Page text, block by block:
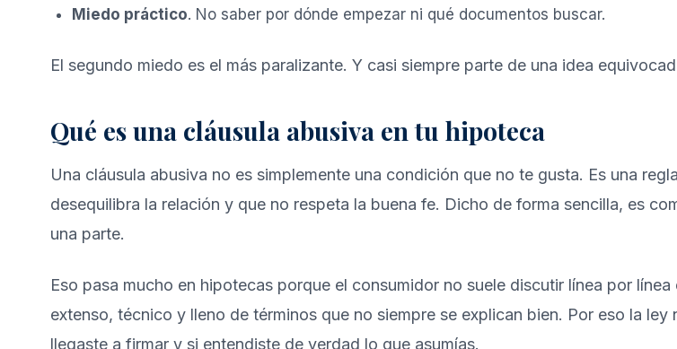
Miedo práctico. No saber por dónde empezar ni qué documentos buscar.
El segundo miedo es el más paralizante. Y casi siempre parte de una idea
Qué es una cláusula abusiva en tu hipoteca
Una cláusula abusiva no es simplemente una condición que no te gusta. Es una
desequilibra la relación y que no respeta la buena fe. Dicho de forma sencilla, es
una parte.
Eso pasa mucho en hipotecas porque el consumidor no suele discutir línea por
extenso, técnico y lleno de términos que no siempre se explican bien. Por eso la
llegaste a firmar y si entendiste de verdad lo que asumías.